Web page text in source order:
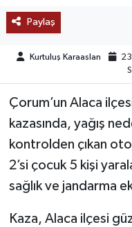
Paylaş
Kurtuluş Karaaslan
Çorum’un Alaca
kazasında, yağış
kontrolden çıkan
2’si çocuk 5 kişi
sağlık ve jandarma
Kaza, Alaca ilçesi
TREND
MEDYA
OTOMOTİV
YAŞAM